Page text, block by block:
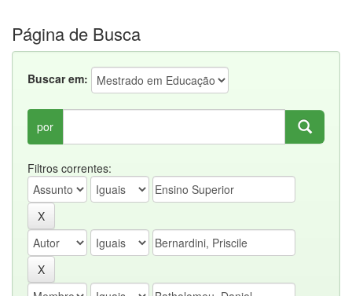
Página de Busca
Buscar em:
por
Filtros correntes: